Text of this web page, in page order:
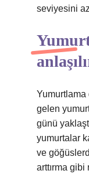
seviyesini
Yumurtlama
gelen
günü
yumurtalar
ve
arttırma